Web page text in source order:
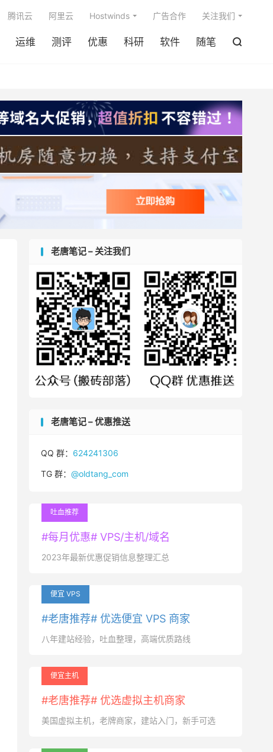
运维 测评 优惠 科研 软件 随笔 
腾讯云 阿里云 Hostwinds 广告合作 关注我们
老唐笔记 – 关注我们
老唐笔记 – 优惠推送
QQ 群： 624241306
TG 群： @oldtang_com
吐血推荐
#每月优惠# VPS/主机/域名
2023年最新优惠促销信息整理汇总
便宜 VPS
#老唐推荐# 优选便宜 VPS 商家
八年建站经验，吐血整理，高端优质路线
便宜主机
#老唐推荐# 优选虚拟主机商家
美国虚拟主机，老牌商家，建站入门，新手可选